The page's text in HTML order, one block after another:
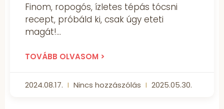
Finom, ropogós, ízletes tépás tócsni
recept, próbáld ki, csak úgy eteti
magát!
TOVÁBB OLVASOM >
2024.08.17. Nincs hozzászólás 2025.05.30.